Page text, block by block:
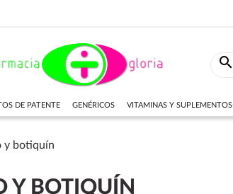

DE PATENTE GENÉRICOS VITAMINAS Y SUPLEMENTOS
y botiquín
Y BOTIQUÍN